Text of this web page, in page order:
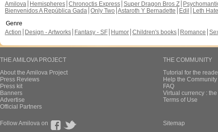
Amilova
Hemispheres Chronoctis Express Super Dragon Bros Z
Bienvenidos A República Gada Only Two Astaroth Y Bernadette Edil
Leth Hate
Genre
Action
Design - Artworks Fantasy - SF Humor Children's books Romance
THE AMILOVA PROJECT
About the Amilova Project
Press Reviews
Press kit
Banners
Advertise
Official Partners
THE COMMUNITY
Tutorial for the
Help the
FAQ
Virtual currency :
Terms of Use
Follow Amilova on Sitemap